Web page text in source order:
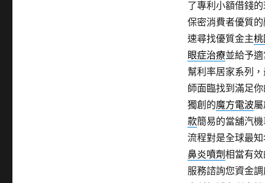
了專利小額借錢
保密消費者優質
速尋找優質金主
眼症治療並給予
幫利率居家系列
師面臨找到滿足
獨創的魔方電波
款簡易的當舖汽
流程對是全球最
鼻炎噴劑相當有
服務諮詢您資金